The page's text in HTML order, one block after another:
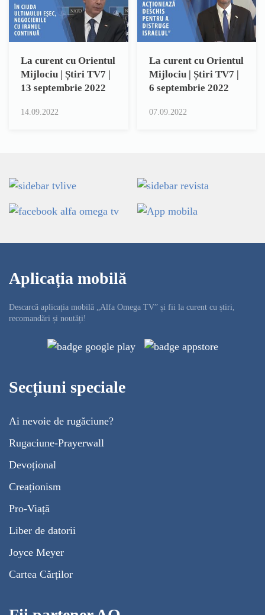
La curent cu Orientul
Mijlociu | Știri TV7 |
13 septembrie 2022
14.09.2022
La curent cu Orientul
Mijlociu | Știri TV7 |
6 septembrie 2022
07.09.2022
Aplicația mobilă
Descarcă aplicația mobilă „Alfa Omega TV” și fii la curent cu știri,
recomandări și noutăți!
Secțiuni speciale
Ai nevoie de rugăciune?
Rugaciune-Prayerwall
Devoțional
Creaționism
Pro-Viață
Liber de datorii
Joyce Meyer
Cartea Cărților